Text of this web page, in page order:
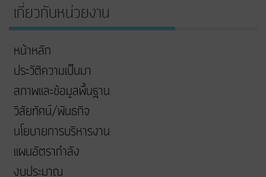
เกี่ยวกับหน่วยงาน
หน้าหลัก
ประวัติความเป็นมา
สภาพและข้อมูลพื้นฐาน
วิสัยทัศน์/พันธกิจ
นโยบายการบริหารงาน
แผนอัตรากำลัง
งบประมาณ